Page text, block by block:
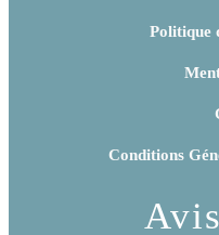
Politique
Conditions